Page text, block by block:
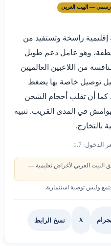
— البيت العربي
راسخة وتستفيد من
وهو عامل دعم طويل
من اللاعبين العالميين
توصيل خاصة بها يضغط
كما أن تقلب أحجام الشحن
في المدى القريب. تنبيه
بالتخارج.
الدخول: 1.7
البيت العربي لأغراض تعليمية —
وليس توصية استثمارية.
X نسخ الرابط